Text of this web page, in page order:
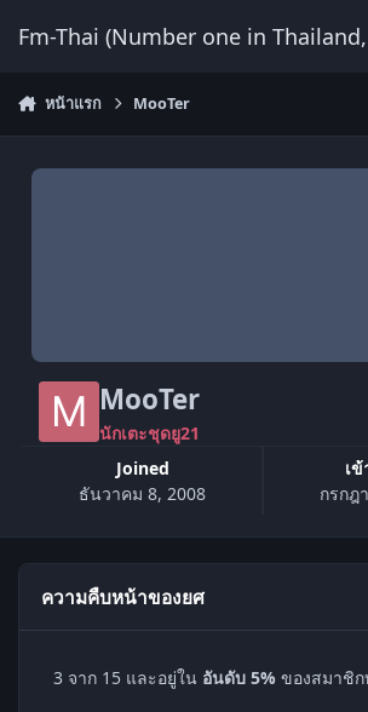
Fm-Thai (Number one in
หน้าแรก MooTer
MooTer
นักเตะชุดยู21
Joined
ธันวาคม 8, 2008
เ
กรกฎ
ความคืบหน้าของยศ
3 จาก 15 และอยู่ใน อันดับ 5% ของสมาชิ